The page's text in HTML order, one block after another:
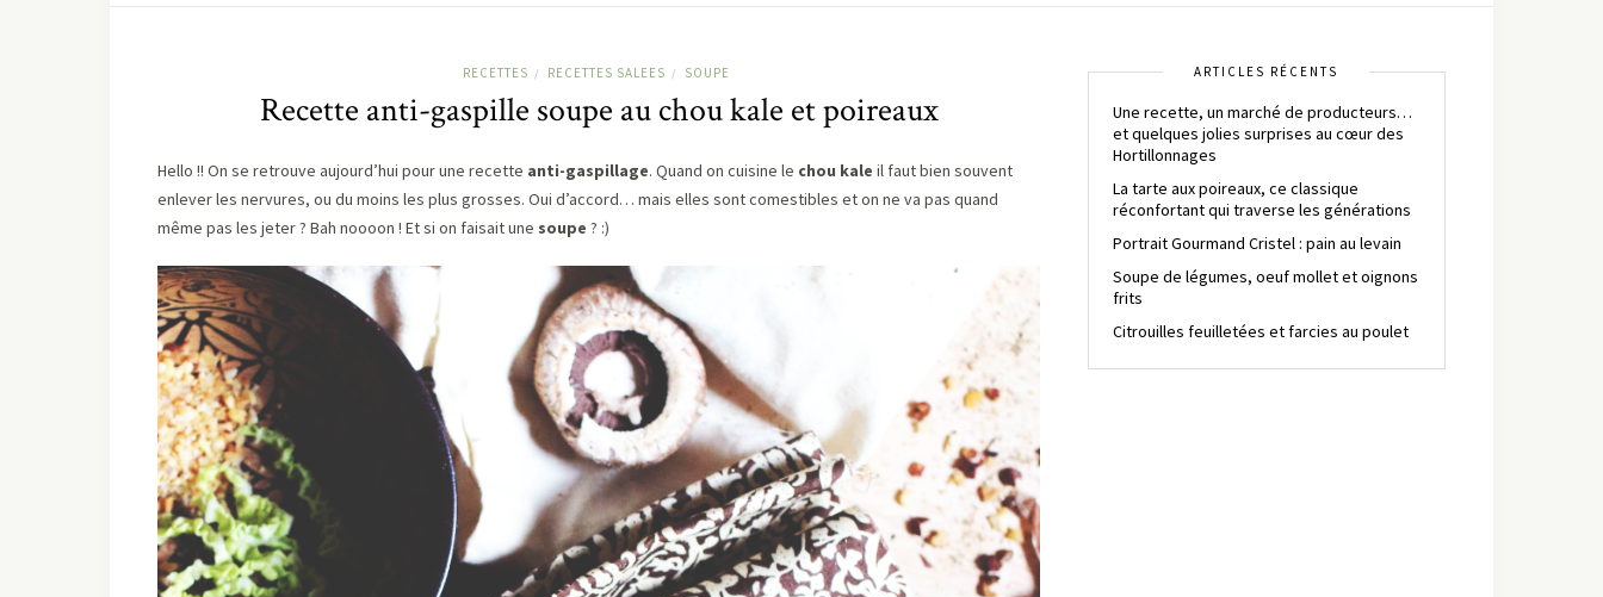
RECETTES / RECETTES SALEES / SOUPE
Recette anti-gaspille soupe au chou kale et poireaux
Hello !! On se retrouve aujourd’hui pour une recette anti-gaspillage. Quand on cuisine le chou kale il faut bien souvent
enlever les nervures, ou du moins les plus grosses. Oui d’accord… mais elles sont comestibles et on ne va pas quand
même pas les jeter ? Bah noooon ! Et si on faisait une soupe ? :)
ARTICLES RÉCENTS
Une recette, un marché de producteurs…
et quelques jolies surprises au cœur des
Hortillonnages
La tarte aux poireaux, ce classique
réconfortant qui traverse les générations
Portrait Gourmand Cristel : pain au levain
Soupe de légumes, oeuf mollet et oignons
frits
Citrouilles feuilletées et farcies au poulet